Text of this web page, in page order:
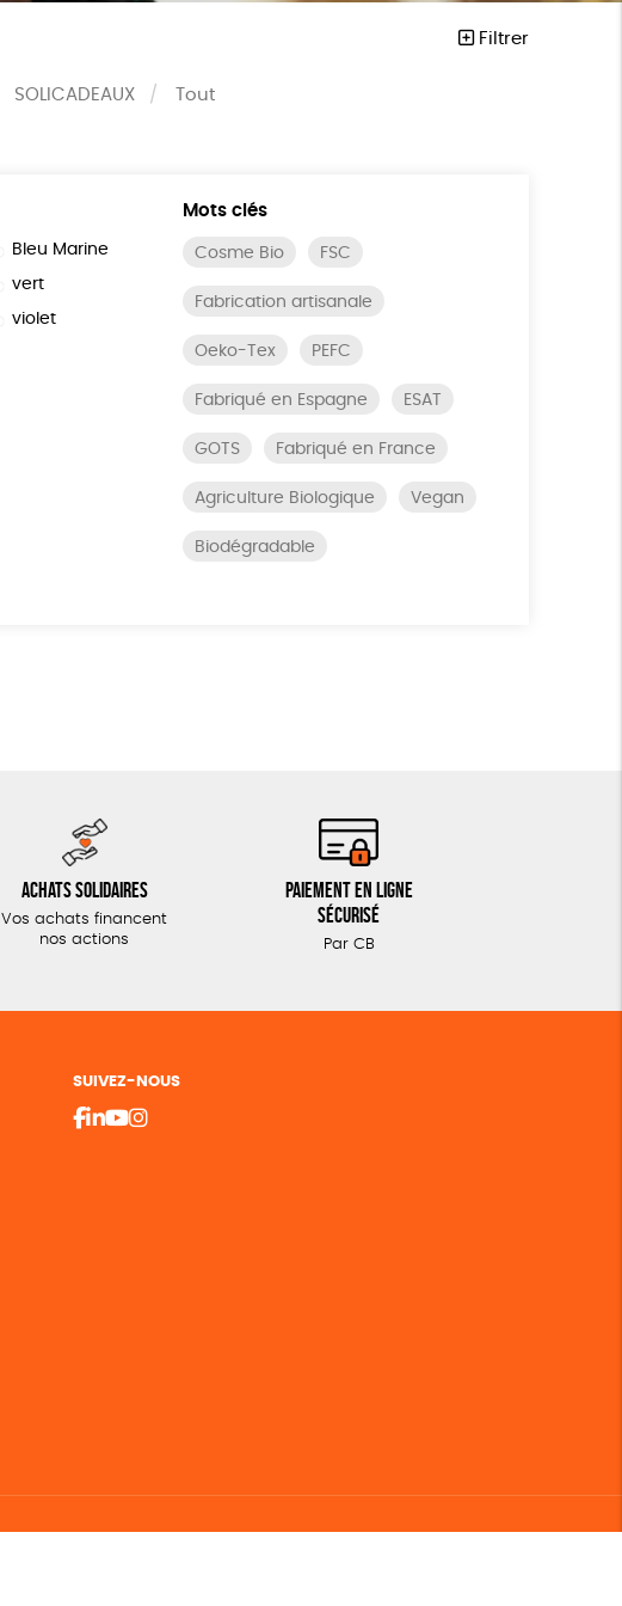
Filtrer
SOLICADEAUX Tout
Bleu Marine
vert
violet
Mots clés
Cosme Bio FSC
Fabrication artisanale
Oeko-Tex PEFC
Fabriqué en Espagne ESAT
GOTS Fabriqué en France
Agriculture Biologique Vegan
Biodégradable
Achats solidaires
Vos achats financent
nos actions
Paiement en ligne
sécurisé
Par CB
SUIVEZ-NOUS